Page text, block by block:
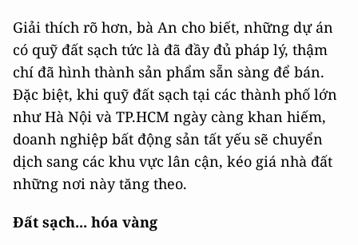
Giải thích rõ hơn, bà An cho biết, những dự án
có quỹ đất sạch tức là đã đầy đủ pháp lý, thậm
chí đã hình thành sản phẩm sẵn sàng để bán.
Đặc biệt, khi quỹ đất sạch tại các thành phố lớn
như Hà Nội và TP.HCM ngày càng khan hiếm,
doanh nghiệp bất động sản tất yếu sẽ chuyển
dịch sang các khu vực lân cận, kéo giá nhà đất
những nơi này tăng theo.
Đất sạch... hóa vàng